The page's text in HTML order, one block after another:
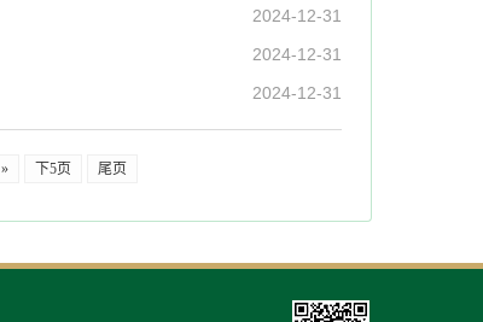
2024-12-31
2024-12-31
2024-12-31
» 下5页 尾页